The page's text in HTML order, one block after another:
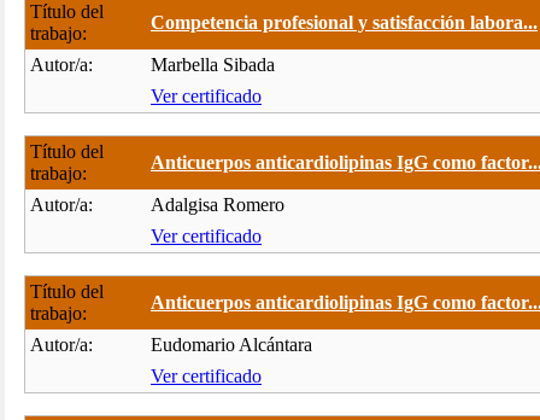
Título del
trabajo:
Competencia profesional y satisfacción labora...
Autor/a:
Marbella Sibada
Ver certificado
Título del
trabajo:
Anticuerpos anticardiolipinas IgG como
Autor/a:
Adalgisa Romero
Ver certificado
Título del
trabajo:
Anticuerpos anticardiolipinas IgG como
Autor/a:
Eudomario Alcántara
Ver certificado